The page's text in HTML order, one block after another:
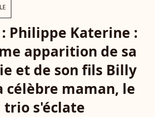
Philippe Katerine :
apparition de sa
et de son fils Billy
célèbre maman, le
trio s'éclate